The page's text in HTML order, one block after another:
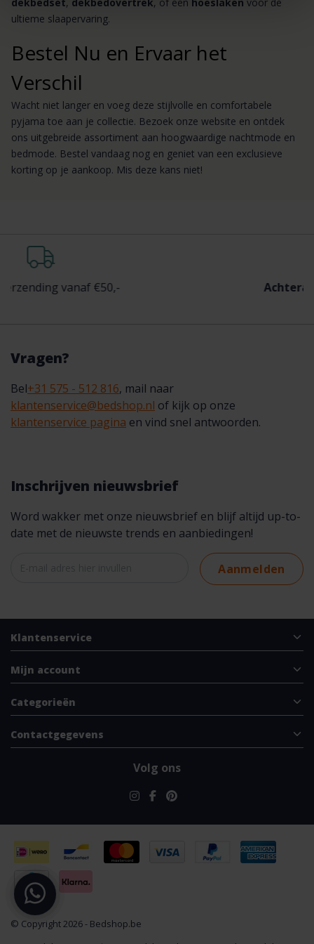
ultieme slaapervaring.
Bestel Nu en Ervaar het
Verschil
Wacht niet langer en voeg deze stijlvolle en comfortabele
pyjama toe aan je collectie. Bezoek onze website en ontdek
ons uitgebreide assortiment aan hoogwaardige nachtmode en
bedmode. Bestel vandaag nog en geniet van een exclusieve
korting op je aankoop. Mis deze kans niet!
vanaf €50,- betalen
Vragen?
Bel+31 575 - 512 816, mail naar
klantenservice@bedshop.nl of kijk op onze
klantenservice pagina en vind snel antwoorden.
Inschrijven nieuwsbrief
Word wakker met onze nieuwsbrief en blijf altijd up-to-
date met de nieuwste trends en aanbiedingen!
Aanmelden
Klantenservice
Mijn account
Categorieën
Contactgegevens
Volg ons
© Copyright 2026 - Bedshop.be